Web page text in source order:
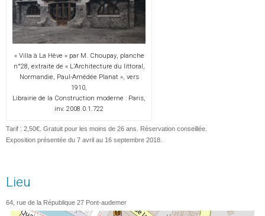
« Villa à La Hève » par M. Choupay, planche
n°28, extraite de « L’Architecture du littoral,
Normandie, Paul-Amédée Planat », vers
1910,
Librairie de la Construction moderne : Paris,
inv. 2008.0.1.722
Tarif : 2,50€. Gratuit pour les moins de 26 ans. Réservation conseillée.
Exposition présentée du 7 avril au 16 septembre 2018.
Lieu
64, rue de la République 27 Pont-audemer